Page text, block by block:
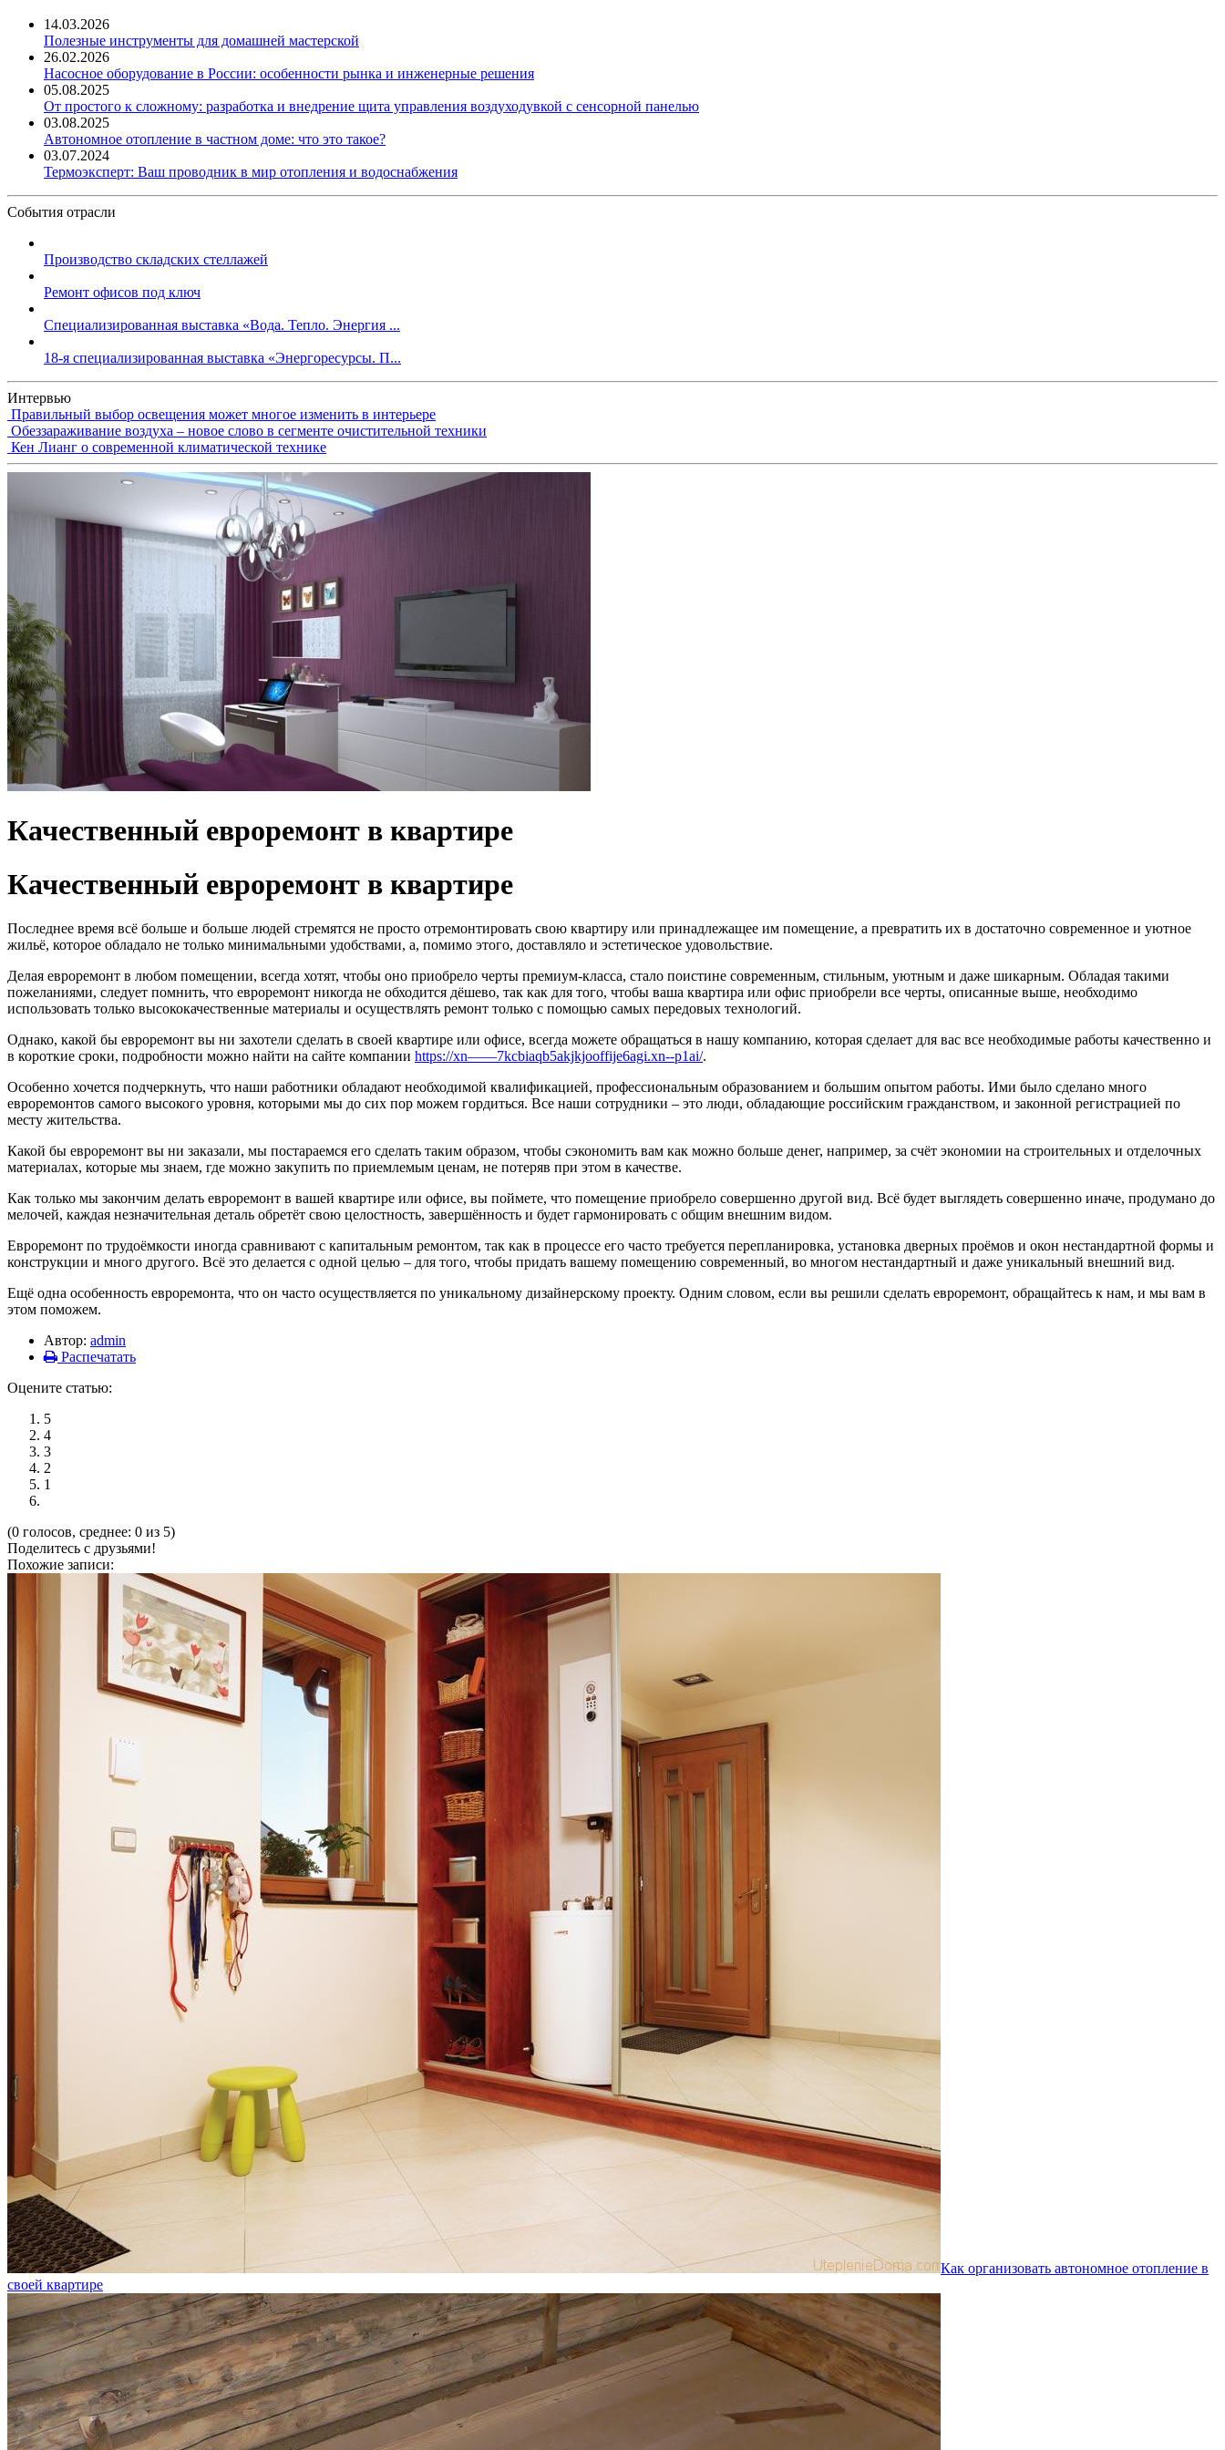
14.03.2026
Полезные инструменты для домашней мастерской
26.02.2026
Насосное оборудование в России: особенности рынка и инженерные решения
05.08.2025
От простого к сложному: разработка и внедрение щита управления воздуходувкой с сенсорной панелью
03.08.2025
Автономное отопление в частном доме: что это такое?
03.07.2024
Термоэксперт: Ваш проводник в мир отопления и водоснабжения
События отрасли
Производство складских стеллажей
Ремонт офисов под ключ
Специализированная выставка «Вода. Тепло. Энергия ...
18-я специализированная выставка «Энергоресурсы. П...
Интервью
Правильный выбор освещения может многое изменить в интерьере
Обеззараживание воздуха – новое слово в сегменте очистительной техники
Кен Лианг о современной климатической технике
Качественный евроремонт в квартире
Качественный евроремонт в квартире
Последнее время всё больше и больше людей стремятся не просто отремонтировать свою квартиру или принадлежащее им помещение, а превратить их в достаточно современное и уютное
жильё, которое обладало не только минимальными удобствами, а, помимо этого, доставляло и эстетическое удовольствие.
Делая евроремонт в любом помещении, всегда хотят, чтобы оно приобрело черты премиум-класса, стало поистине современным, стильным, уютным и даже шикарным. Обладая такими
пожеланиями, следует помнить, что евроремонт никогда не обходится дёшево, так как для того, чтобы ваша квартира или офис приобрели все черты, описанные выше, необходимо
использовать только высококачественные материалы и осуществлять ремонт только с помощью самых передовых технологий.
Однако, какой бы евроремонт вы ни захотели сделать в своей квартире или офисе, всегда можете обращаться в нашу компанию, которая сделает для вас все необходимые работы качественно и
в короткие сроки, подробности можно найти на сайте компании https://xn——7kcbiaqb5akjkjooffije6agi.xn--p1ai/.
Особенно хочется подчеркнуть, что наши работники обладают необходимой квалификацией, профессиональным образованием и большим опытом работы. Ими было сделано много
евроремонтов самого высокого уровня, которыми мы до сих пор можем гордиться. Все наши сотрудники – это люди, обладающие российским гражданством, и законной регистрацией по
месту жительства.
Какой бы евроремонт вы ни заказали, мы постараемся его сделать таким образом, чтобы сэкономить вам как можно больше денег, например, за счёт экономии на строительных и отделочных
материалах, которые мы знаем, где можно закупить по приемлемым ценам, не потеряв при этом в качестве.
Как только мы закончим делать евроремонт в вашей квартире или офисе, вы поймете, что помещение приобрело совершенно другой вид. Всё будет выглядеть совершенно иначе, продумано до
мелочей, каждая незначительная деталь обретёт свою целостность, завершённость и будет гармонировать с общим внешним видом.
Евроремонт по трудоёмкости иногда сравнивают с капитальным ремонтом, так как в процессе его часто требуется перепланировка, установка дверных проёмов и окон нестандартной формы и
конструкции и много другого. Всё это делается с одной целью – для того, чтобы придать вашему помещению современный, во многом нестандартный и даже уникальный внешний вид.
Ещё одна особенность евроремонта, что он часто осуществляется по уникальному дизайнерскому проекту. Одним словом, если вы решили сделать евроремонт, обращайтесь к нам, и мы вам в
этом поможем.
Автор: admin
Распечатать
Оцените статью:
5
4
3
2
1
(0 голосов, среднее: 0 из 5)
Поделитесь с друзьями!
Похожие записи:
Как организовать автономное отопление в
своей квартире